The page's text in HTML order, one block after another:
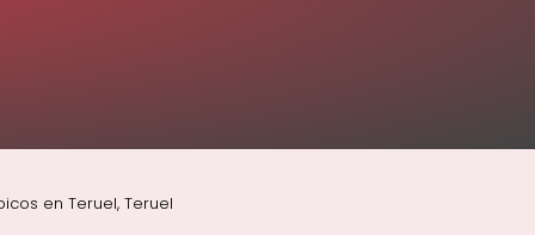
en Teruel, Teruel